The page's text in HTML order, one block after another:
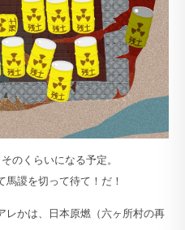
のくらいになる予定。
謖を切って待て！だ！
レかは、日本原燃（六ヶ所村の再